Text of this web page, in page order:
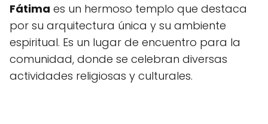
Fátima es un hermoso templo que destaca
por su arquitectura única y su ambiente
espiritual. Es un lugar de encuentro para la
comunidad, donde se celebran diversas
actividades religiosas y culturales.